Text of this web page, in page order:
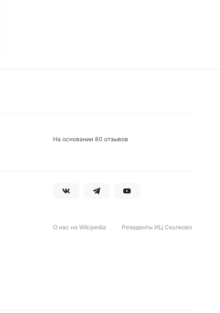
На основании 80 отзывов
О нас на Wikipedia Резиденты ИЦ Сколково